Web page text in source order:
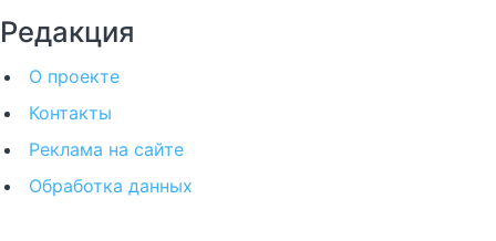
Редакция
О проекте
Контакты
Реклама на сайте
Обработка данных